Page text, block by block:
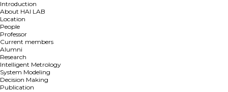
Introduction
About HAI LAB
Location
People
Professor
Current members
Alumni
Research
Intelligent Metrology
System Modeling
Decision Making
Publication